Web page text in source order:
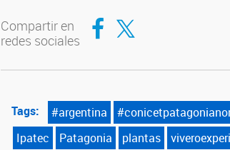
Compartir en
redes sociales
Compartir en Facebook
Compartir en Twitter
Tags: #argentina
Ipatec
Patagonia plantas